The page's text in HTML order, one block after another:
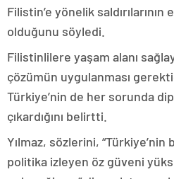
Filistin’e yönelik
olduğunu söyledi.
Filistinlilere yaşam alanı
çözümün uygulanması
Türkiye’nin de her sorunda
çıkardığını belirtti.
Yılmaz, sözlerini, “Türkiye’nin
politika izleyen öz güveni